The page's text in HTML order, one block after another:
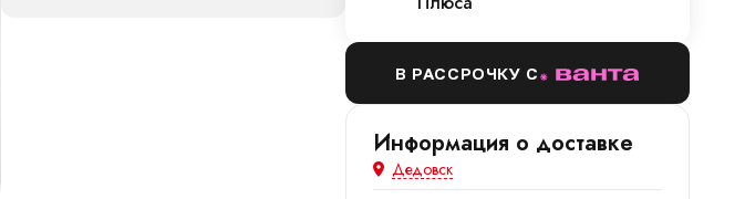
В РАССРОЧКУ С
Информация о доставке
Дедовск